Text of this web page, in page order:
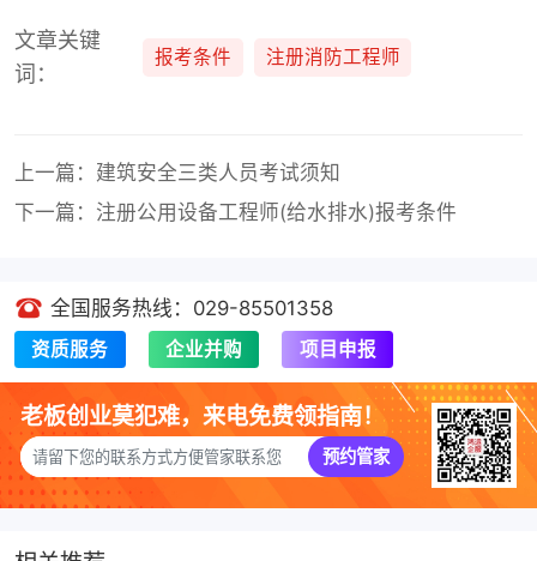
文章关键
词：
报考条件 注册消防工程师
上一篇：建筑安全三类人员考试须知
下一篇：注册公用设备工程师(给水排水)报考条件
全国服务热线：029-85501358
资质服务 企业并购 项目申报
老板创业莫犯难，来电免费领指南！
预约管家